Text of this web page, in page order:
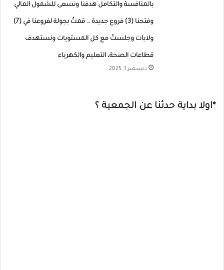
بالمنافسة والتكامل هدفنا ونسعى للشمول المالي
وفتحنا (3) فروع جديدة … قمتُ بجولة لفروعنا في (7)
ولايات وجلستُ مع كل المستويات ونستهدف
قطاعات الصحة، التعليم والكهرباء
ديسمبر 1, 2025
*اولا بداية حدثنا عن الجمعية ؟